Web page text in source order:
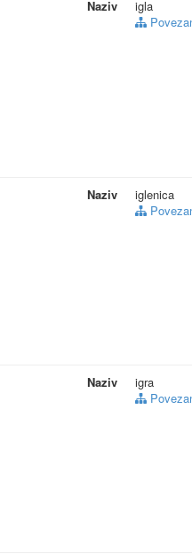
Naziv
igla
Naziv
iglenica
Naziv
igra